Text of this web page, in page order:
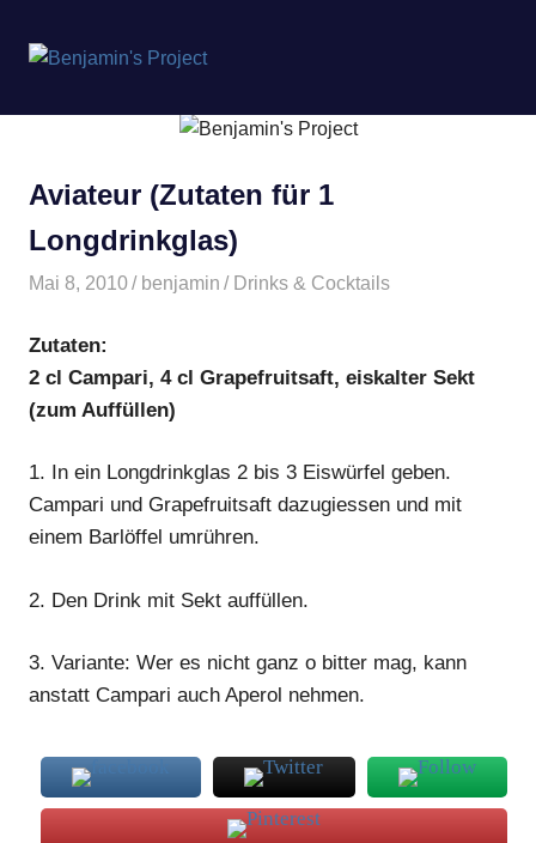
springen
Project
Aviateur (Zutaten für 1
Longdrinkglas)
Mai 8, 2010 benjamin Drinks & Cocktails
Zutaten:
2 cl Campari, 4 cl Grapefruitsaft, eiskalter Sekt
(zum Auffüllen)
1. In ein Longdrinkglas 2 bis 3 Eiswürfel geben.
Campari und Grapefruitsaft dazugiessen und mit
einem Barlöffel umrühren.
2. Den Drink mit Sekt auffüllen.
3. Variante: Wer es nicht ganz o bitter mag, kann
anstatt Campari auch Aperol nehmen.